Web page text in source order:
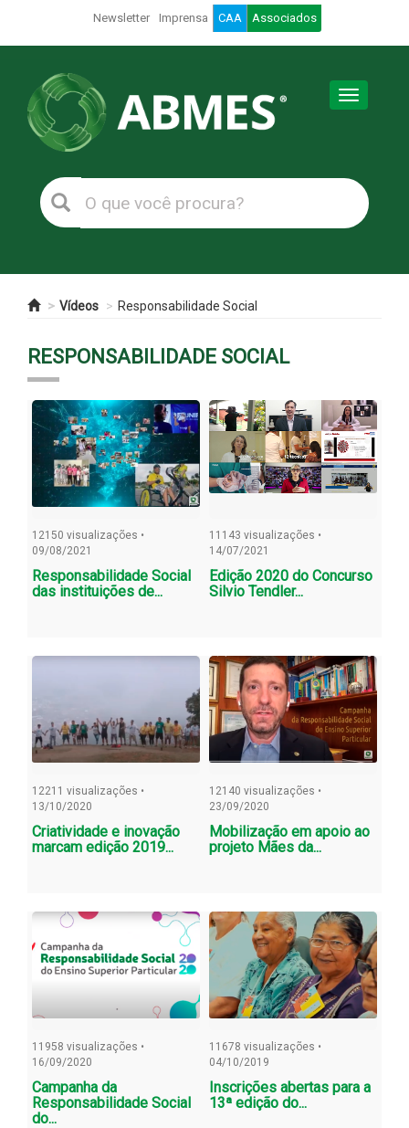
Newsletter Imprensa CAA Associados
Toggle
Vídeos Responsabilidade Social
RESPONSABILIDADE SOCIAL
12150 visualizações •
09/08/2021
Responsabilidade Social
das instituições de...
11143 visualizações •
14/07/2021
Edição 2020 do Concurso
Silvio Tendler...
12211 visualizações •
13/10/2020
Criatividade e inovação
marcam edição 2019...
12140 visualizações •
23/09/2020
Mobilização em apoio ao
projeto Mães da...
11958 visualizações •
16/09/2020
Campanha da
Responsabilidade Social
do...
11678 visualizações •
04/10/2019
Inscrições abertas para a
13ª edição do...